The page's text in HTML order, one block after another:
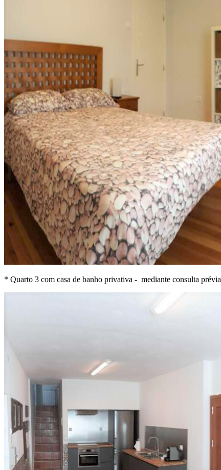
* Quarto 3 com casa de banho privativa - mediante consulta prévia